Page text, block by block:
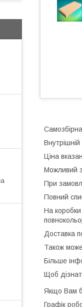
Ціна
Можливий
При
Повний
На
Доставка
Також
Більше
Щоб
Якщо Вам
Графік